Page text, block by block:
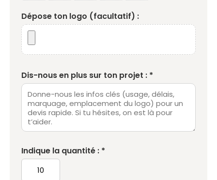
Dépose ton logo (facultatif) :
Dis-nous en plus sur ton projet : *
Indique la quantité : *